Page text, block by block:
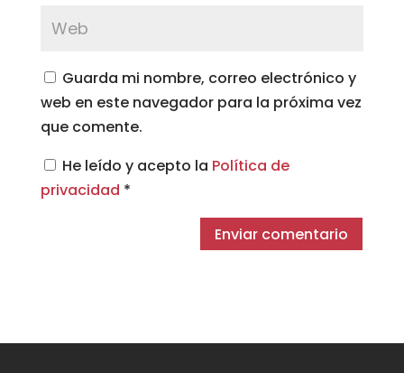
Guarda mi nombre, correo electrónico y
web en este navegador para la próxima vez
que comente.
He leído y acepto la Política de
privacidad *